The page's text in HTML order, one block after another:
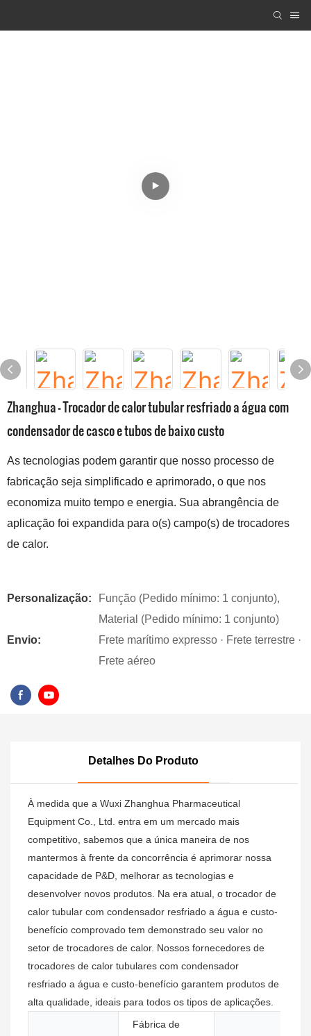
Zhanghua - Trocador de calor tubular resfriado a água com
condensador de casco e tubos de baixo custo
As tecnologias podem garantir que nosso processo de
fabricação seja simplificado e aprimorado, o que nos
economiza muito tempo e energia. Sua abrangência de
aplicação foi expandida para o(s) campo(s) de trocadores
de calor.
Personalização:
Função (Pedido mínimo: 1 conjunto),
Material (Pedido mínimo: 1 conjunto)
Envio:
Frete marítimo expresso · Frete terrestre ·
Frete aéreo
Detalhes Do Produto
À medida que a Wuxi Zhanghua Pharmaceutical
Equipment Co., Ltd. entra em um mercado mais
competitivo, sabemos que a única maneira de nos
mantermos à frente da concorrência é aprimorar nossa
capacidade de P&D, melhorar as tecnologias e
desenvolver novos produtos. Na era atual, o trocador de
calor tubular com condensador resfriado a água e custo-
benefício comprovado tem demonstrado seu valor no
setor de trocadores de calor. Nossos fornecedores de
trocadores de calor tubulares com condensador
resfriado a água e custo-benefício garantem produtos de
alta qualidade, ideais para todos os tipos de aplicações.
Fábrica de